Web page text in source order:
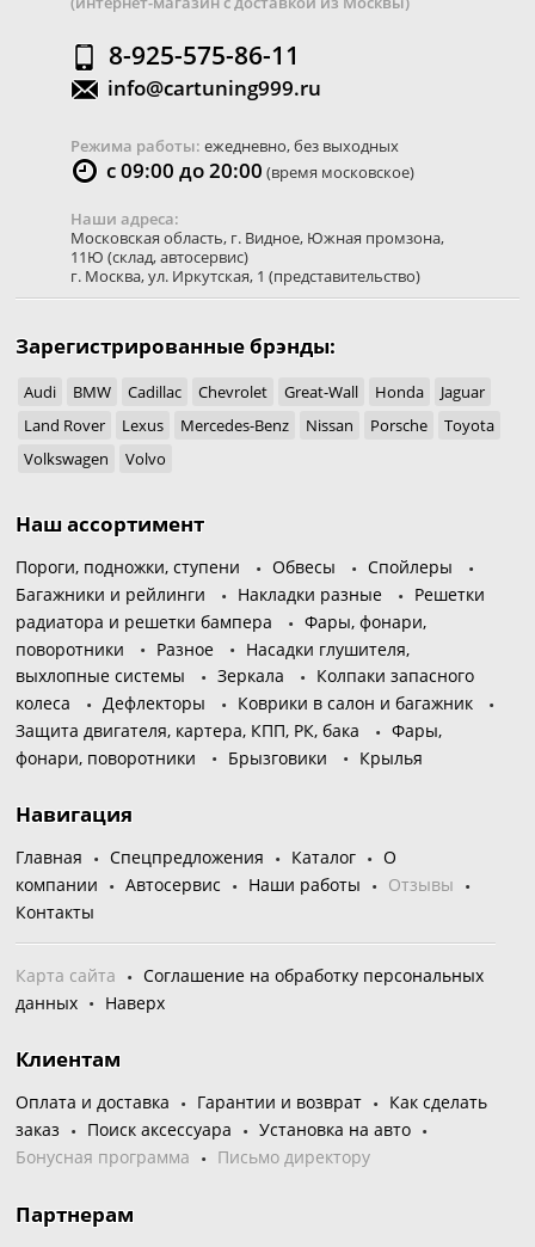
8-925-575-86-11
info@cartuning999.ru
Режима работы: ежедневно, без выходных
с 09:00 до 20:00 (время московское)
Наши адреса:
Московская область, г. Видное, Южная промзона,
11Ю (склад, автосервис)
г. Москва,ул. Иркутская, 1 (представительство)
Зарегистрированные брэнды:
Audi BMW Cadillac Chevrolet Great-Wall Honda
Jaguar
Land Rover
Lexus Mercedes-Benz Nissan Porsche
Toyota
Volkswagen
Volvo
Наш ассортимент
Пороги, подножки, ступени Обвесы
Спойлеры
Багажники и рейлинги
Накладки разные
Решетки
радиатора и решетки бампера
Фары, фонари,
поворотники
Разное
Насадки глушителя,
выхлопные системы
Зеркала
Колпаки запасного
колеса
Дефлекторы
Коврики в салон и багажник
Защита двигателя, картера, КПП, РК, бака
Фары,
фонари, поворотники
Брызговики Крылья
Навигация
Главная Спецпредложения Каталог
О
компании
Автосервис Наши работы
Отзывы
Контакты
Карта сайта
Соглашение на обработку персональных
данных
Наверх
Клиентам
Оплата и доставка Гарантии и возврат
Как сделать
заказ
Поиск аксессуара
Установка на авто
Бонусная программа
Письмо директору
Партнерам